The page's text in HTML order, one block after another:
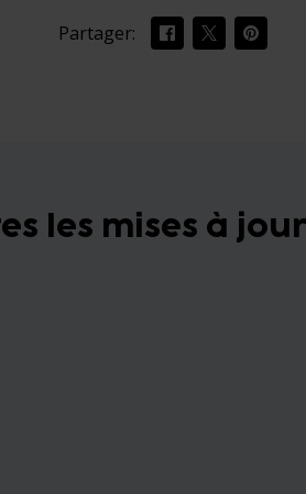
Partager:
les mises à